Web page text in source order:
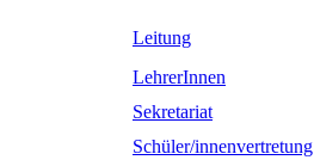
Leitung
LehrerInnen
Sekretariat
Schüler/innenvertretung